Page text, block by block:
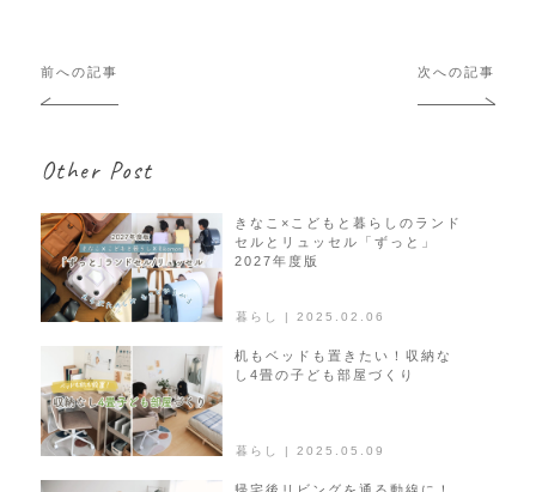
投
稿
ゲ
シ
ョ
ン
前への記事 次への記事
Other Post
暮らし | 2025.02.06
きなこ×こどもと暮らしのランド
セルとリュッセル「ずっと」
2027年度版
暮らし | 2025.05.09
机もベッドも置きたい！収納な
し4畳の子ども部屋づくり